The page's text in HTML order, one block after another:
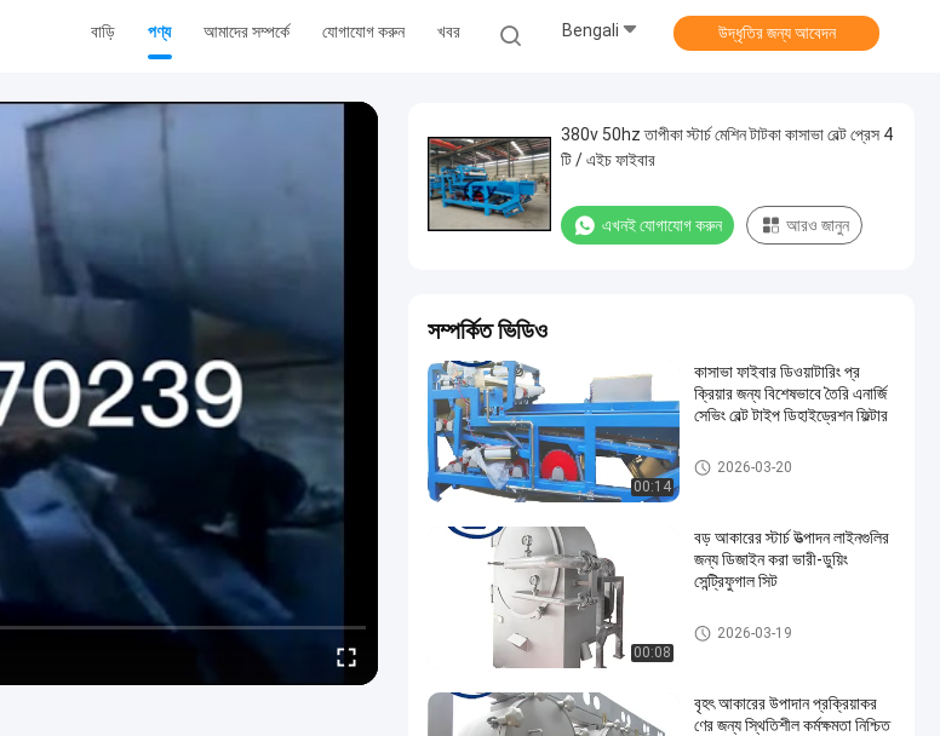
বাড়ি পণ্য আমাদের সম্পর্কে যোগাযোগ করুন খবর Bengali উদ্ধৃতির জন্য আবেদন
380v 50hz তাপীকা স্টার্চ মেশিন টাটকা কাসাভা বেল্ট প্রেস 4
টি / এইচ ফাইবার
এখনই যোগাযোগ করুন আরও জানুন
সম্পর্কিত ভিডিও
00:14
কাসাভা ফাইবার ডিওয়াটারিং প্র
ক্রিয়ার জন্য বিশেষভাবে তৈরি এনার্জি
সেভিং বেল্ট টাইপ ডিহাইড্রেশন ফিল্টার
কাসাভা স্টার্চ প্রসেসিং মেশিন
2026-03-20
00:08
বড় আকারের স্টার্চ উত্পাদন লাইনগুলির
জন্য ডিজাইন করা ভারী-ডুয়িং
সেন্ট্রিফুগাল সিট
কাসাভা স্টার্চ প্রসেসিং মেশিন
2026-03-19
বৃহৎ আকারের উপাদান প্রক্রিয়াকর
ণের জন্য স্থিতিশীল কর্মক্ষমতা নিশ্চিত